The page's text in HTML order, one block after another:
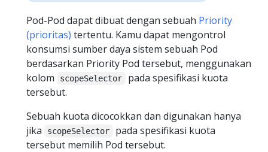
Pod-Pod dapat dibuat dengan sebuah Priority
(prioritas) tertentu. Kamu dapat mengontrol
konsumsi sumber daya sistem sebuah Pod
berdasarkan Priority Pod tersebut, menggunakan
kolom
scopeSelector
pada spesifikasi kuota
tersebut.
Sebuah kuota dicocokkan dan digunakan hanya
jika
scopeSelector
pada spesifikasi kuota
tersebut memilih Pod tersebut.